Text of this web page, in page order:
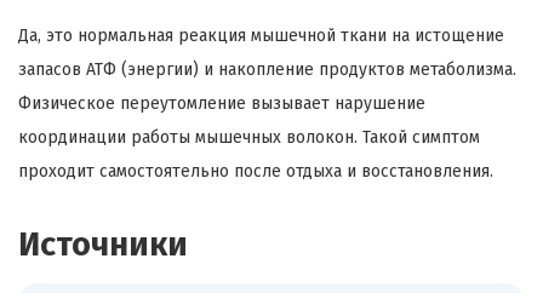
Да, это нормальная реакция мышечной ткани на истощение
запасов АТФ (энергии) и накопление продуктов метаболизма.
Физическое переутомление вызывает нарушение
координации работы мышечных волокон. Такой симптом
проходит самостоятельно после отдыха и восстановления.
Источники